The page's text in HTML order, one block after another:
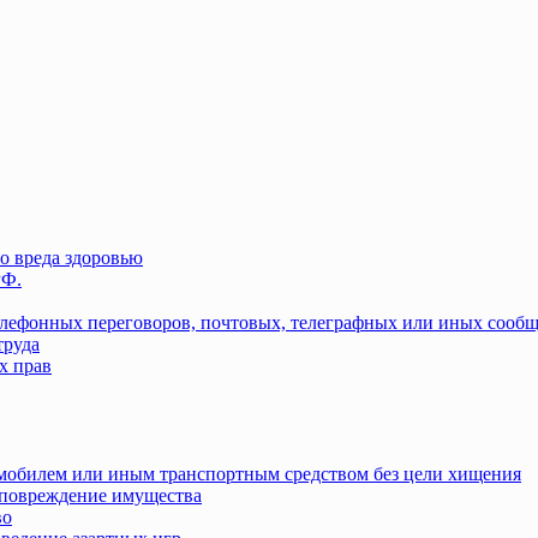
вреда здоровью
переговоров, почтовых, телеграфных или иных
прав
или иным транспортным средством без цели хищения
имущества